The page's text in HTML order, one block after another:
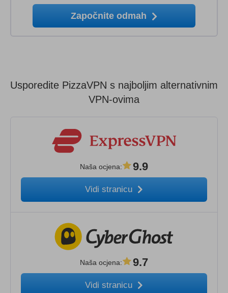
Započnite odmah
Usporedite PizzaVPN s najboljim alternativnim
VPN-ovima
Naša ocjena: 9.9
Vidi stranicu
Naša ocjena: 9.7
Vidi stranicu